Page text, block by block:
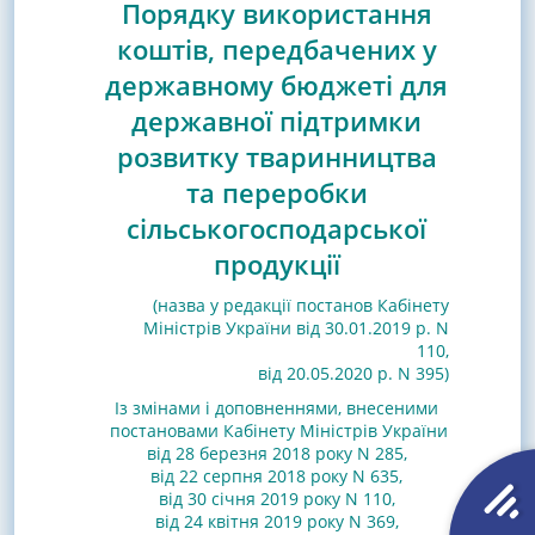
Порядку використання
коштів, передбачених у
державному бюджеті для
державної підтримки
розвитку тваринництва
та переробки
сільськогосподарської
продукції
(назва у редакції постанов Кабінету
Міністрів України від 30.01.2019 р. N
110,
від 20.05.2020 р. N 395)
Із змінами і доповненнями, внесеними
постановами Кабінету Міністрів України
від 28 березня 2018 року N 285,
від 22 серпня 2018 року N 635,
від 30 січня 2019 року N 110,
від 24 квітня 2019 року N 369,